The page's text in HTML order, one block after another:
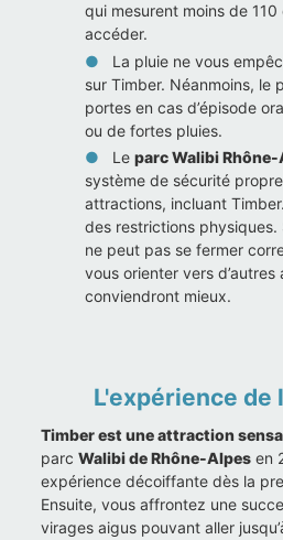
qui mesurent moins de
accéder.
La pluie ne vous
sur Timber. Néanmoins, le
portes en cas d’épisode
ou de fortes pluies.
Leparc Walibi
système de sécurité
attractions, incluant
des restrictions
ne peut pas se fermer
vous orienter vers
conviendront mieux.
L'expérience
Timber est une attraction
parcWalibi de Rhône-Alpes en
expérience décoiffante dès la
Ensuite, vous affrontez une
virages aigus pouvant aller